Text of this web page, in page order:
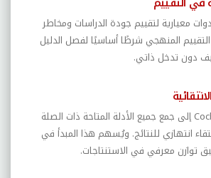
معيارية لتقييم جودة الدراسات ومخاطر
المنهجي شرطًا أساسيًا لفصل الدليل
دون تدخل ذاتي.
إلى جمع جميع الأدلة المتاحة ذات الصلة
انتهازي للنتائج. ويُسهم هذا المبدأ في
توازن معرفي في الاستنتاجات.